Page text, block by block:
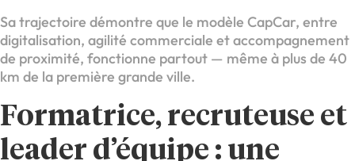
Sa trajectoire démontre que le modèle CapCar, entre
digitalisation, agilité commerciale et accompagnement
de proximité, fonctionne partout — même à plus de 40
km de la première grande ville.
Formatrice, recruteuse et
leader d’équipe : une